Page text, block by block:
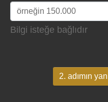
Bilgi isteğe bağlıdır
2. adımın